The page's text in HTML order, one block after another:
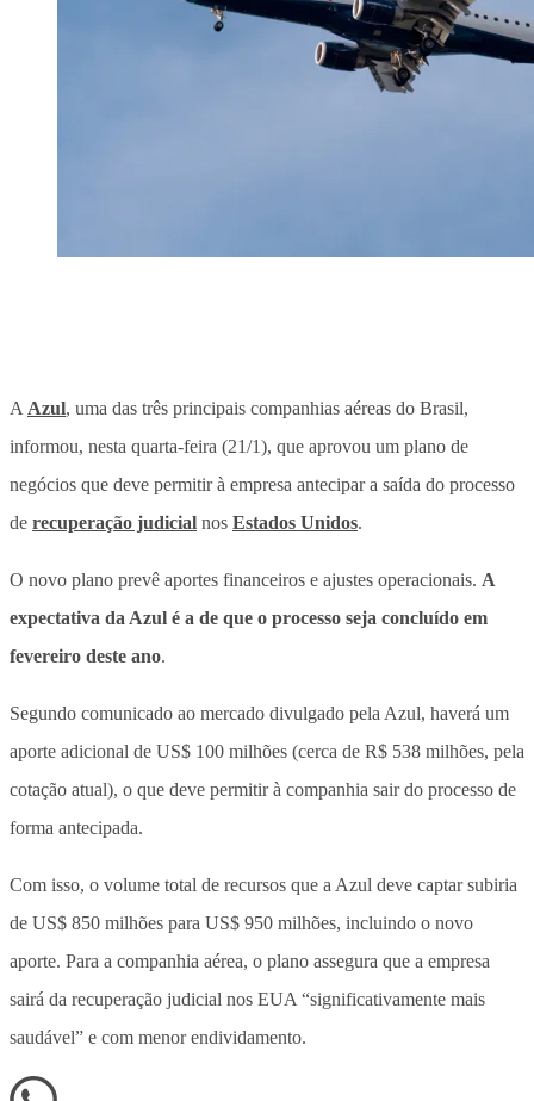
A Azul, uma das três principais companhias aéreas do Brasil,
informou, nesta quarta-feira (21/1), que aprovou um plano de
negócios que deve permitir à empresa antecipar a saída do processo
de recuperação judicial nos Estados Unidos.
O novo plano prevê aportes financeiros e ajustes operacionais. A
expectativa da Azul é a de que o processo seja concluído em
fevereiro deste ano.
Segundo comunicado ao mercado divulgado pela Azul, haverá um
aporte adicional de US$ 100 milhões (cerca de R$ 538 milhões, pela
cotação atual), o que deve permitir à companhia sair do processo de
forma antecipada.
Com isso, o volume total de recursos que a Azul deve captar subiria
de US$ 850 milhões para US$ 950 milhões, incluindo o novo
aporte. Para a companhia aérea, o plano assegura que a empresa
sairá da recuperação judicial nos EUA “significativamente mais
saudável” e com menor endividamento.